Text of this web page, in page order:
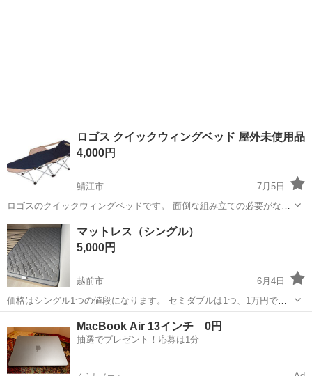
ロゴス クイックウィングベッド 屋外未使用品
4,000円
鯖江市
7月5日
ロゴスのクイックウィングベッドです。 面倒な組み立ての必要がな
く、パッと開けばベッドになり、畳むのも簡単です。 枕入らずのセミ
フラットタイプで、両側に付いたウイングが落下を防ぎます。 ・重
量：約5.5kg ・サイ...
福井 鯖江市 ベッド
マットレス（シングル）
5,000円
越前市
6月4日
価格はシングル1つの値段になります。 セミダブルは1つ、1万円で
す。 セミダルブル2つ シングル1つあります。 写真はシングルで、セ
ミダブルも同じ種類です。 防水シーツを装着して使用していたので比
較的綺麗です。 ペットや...
シングル
MacBook Air 13インチ 0円
抽選でプレゼント！応募は1分